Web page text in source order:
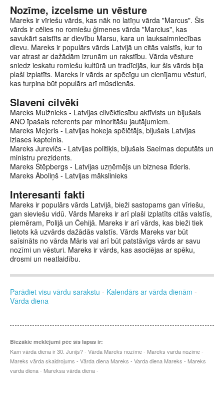
Nozīme, izcelsme un vēsture
Mareks ir vīriešu vārds, kas nāk no latīņu vārda "Marcus". Šis
vārds ir cēlies no romiešu ģimenes vārda "Marcius", kas
savukārt saistīts ar dievību Marsu, kara un lauksaimniecības
dievu. Mareks ir populārs vārds Latvijā un citās valstīs, kur to
var atrast ar dažādām izrunām un rakstību. Vārda vēsture
sniedz ieskatu romiešu kultūrā un tradīcijās, kur šis vārds bija
plaši izplatīts. Mareks ir vārds ar spēcīgu un cienījamu vēsturi,
kas turpina būt populārs arī mūsdienās.
Slaveni cilvēki
Mareks Muižnieks - Latvijas cilvēktiesību aktīvists un bijušais
ANO īpašais referents par minoritāšu jautājumiem.
Mareks Mejeris - Latvijas hokeja spēlētājs, bijušais Latvijas
izlases kapteinis.
Mareks Jurevičs - Latvijas politiķis, bijušais Saeimas deputāts un
ministru prezidents.
Mareks Štēpbergs - Latvijas uzņēmējs un biznesa līderis.
Mareks Āboliņš - Latvijas mākslinieks
Interesanti fakti
Mareks ir populārs vārds Latvijā, bieži sastopams gan vīriešu,
gan sieviešu vidū. Vārds Mareks ir arī plaši izplatīts citās valstīs,
piemēram, Polijā un Čehijā. Mareks ir arī vārds, kas bieži tiek
lietots kā uzvārds dažādās valstīs. Vārds Mareks var būt
saīsināts no vārda Māris vai arī būt patstāvīgs vārds ar savu
nozīmi un vēsturi. Mareks ir vārds, kas asociējas ar spēku,
drosmi un neatlaidību.
Parādiet visu vārdu sarakstu - Kalendārs ar vārda dienām -
Vārda diena
Biežākie meklējumi pēc šīs lapas ir:
Kam vārda diena ir 30. Junijs? - Vārda Mareks nozīme - Mareks varda nozime -
Mareks vārda skaidrojums - Vārda diena Mareks - Varda diena Mareks - Mareks
varda diena - Mareksa vārda diena -